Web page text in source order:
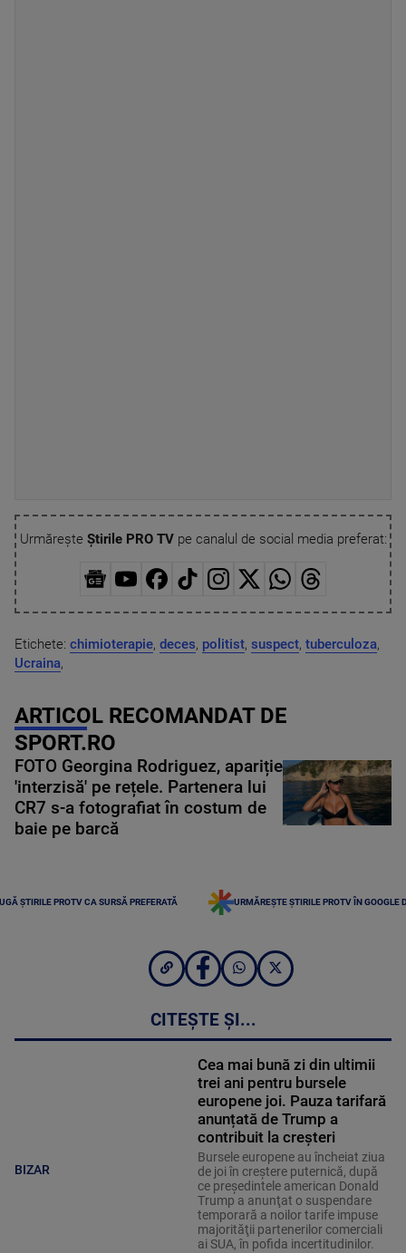
Urmărește Știrile PRO TVpe canalul de social media preferat:
Etichete: chimioterapie, deces, politist, suspect, tuberculoza,
Ucraina,
ARTICOL RECOMANDAT DE
SPORT.RO
FOTO Georgina Rodriguez, apariție
'interzisă' pe rețele. Partenera lui
CR7 s-a fotografiat în costum de
baie pe barcă
ȘTIRILE PROTV CA SURSĂ PREFERATĂ URMĂREȘTE ȘTIRILE PROTV ÎN GOOGLE
CITEȘTE ȘI...
BIZAR
Cea mai bună zi din ultimii
trei ani pentru bursele
europene joi. Pauza tarifară
anunțată de Trump a
contribuit la creșteri
Bursele europene au încheiat ziua
de joi în creştere puternică, după
ce preşedintele american Donald
Trump a anunţat o suspendare
temporară a noilor tarife impuse
majorităţii partenerilor comerciali
ai SUA, în pofida incertitudinilor.